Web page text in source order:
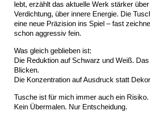
lebt, erzählt das aktuelle Werk stärker
Verdichtung, über innere Energie. Die
eine neue Präzision ins Spiel – fast
schon aggressiv fein.
Was gleich geblieben ist:
Die Reduktion auf Schwarz und Weiß.
Blicken.
Die Konzentration auf Ausdruck statt
Tusche ist für mich immer auch ein
Kein Übermalen. Nur Entscheidung.